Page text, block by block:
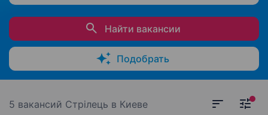
Найти вакансии
Подобрать
5 вакансий Стрілець в Киеве